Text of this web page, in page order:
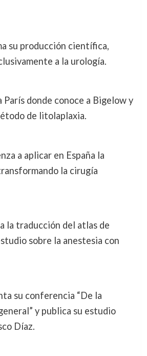
su producción científica,
a la urología.
París donde conoce a Bigelow y
de litolaplaxia.
a aplicar en España la
la cirugía
la traducción del atlas de
sobre la anestesia con
su conferencia “De la
y publica su estudio
Díaz.